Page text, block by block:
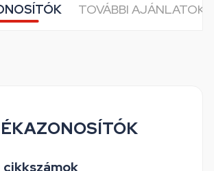
TOVÁBBI AJÁNLATOK